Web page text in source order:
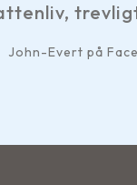
John-Evert på